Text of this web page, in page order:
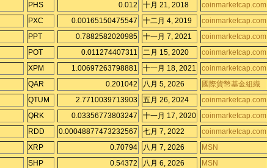
PHS 0.012 十月 21, 2018 coinmarketcap.com
PXC 0.00165150475547 十二月 4, 2019 coinmarketcap.com
PPT 0.7882582020985 十一月 7, 2021 coinmarketcap.com
POT 0.011274407311 二月 15, 2020 coinmarketcap.com
XPM 1.00697263798881 十一月 18, 2021 coinmarketcap.com
QAR 0.201042 八月 5, 2026 國際貨幣基金組織
QTUM 2.7710039713903 五月 26, 2024 coinmarketcap.com
QRK 0.03356773803247 十一月 17, 2020 coinmarketcap.com
RDD 0.00048877473232567 七月 7, 2022 coinmarketcap.com
XRP 0.70794 八月 7, 2026 MSN
SHP 0.54372 八月 6, 2026 MSN